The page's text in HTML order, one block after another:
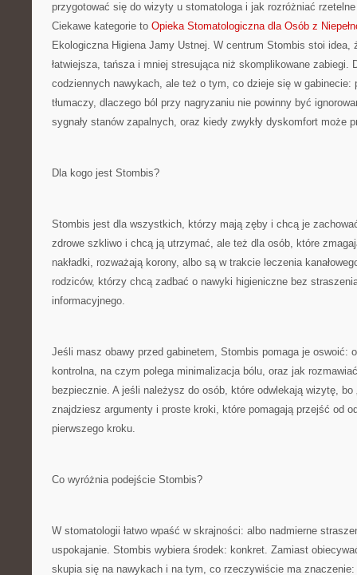
przygotować się do wizyty u stomatologa i jak rozróżniać
Ciekawe kategorie to Opieka Stomatologiczna dla Osób z
Ekologiczna Higiena Jamy Ustnej. W centrum Stombis stoi
łatwiejsza, tańsza i mniej stresująca niż skomplikowane zabiegi.
codziennych nawykach, ale też o tym, co dzieje się w gabinecie:
tłumaczy, dlaczego ból przy nagryzaniu nie powinny być
sygnały stanów zapalnych, oraz kiedy zwykły dyskomfort może
Dla kogo jest Stombis?
Stombis jest dla wszystkich, którzy mają zęby i chcą je
zdrowe szkliwo i chcą ją utrzymać, ale też dla osób, które
nakładki, rozważają korony, albo są w trakcie leczenia
rodziców, którzy chcą zadbać o nawyki higieniczne bez
informacyjnego.
Jeśli masz obawy przed gabinetem, Stombis pomaga je oswoić:
kontrolna, na czym polega minimalizacja bólu, oraz jak
bezpiecznie. A jeśli należysz do osób, które odwlekają wizytę, bo
znajdziesz argumenty i proste kroki, które pomagają przejść od
pierwszego kroku.
Co wyróżnia podejście Stombis?
W stomatologii łatwo wpaść w skrajności: albo nadmierne
uspokajanie. Stombis wybiera środek: konkret. Zamiast
skupia się na nawykach i na tym, co rzeczywiście ma